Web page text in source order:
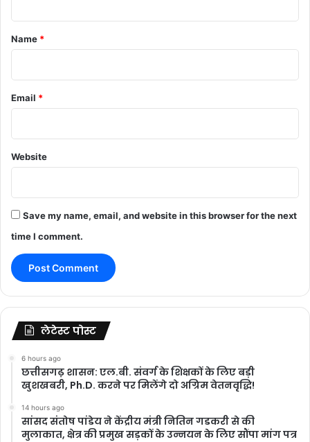
*
Name *
Email *
Website
Save my name, email, and website in this browser for the next
time I comment.
लेटेस्ट पोस्ट
6 hours ago
छत्तीसगढ़ शासन: एल.बी. संवर्ग के शिक्षकों के लिए बड़ी
खुशखबरी, Ph.D. करने पर मिलेंगे दो अग्रिम वेतनवृद्धि!
14 hours ago
सांसद संतोष पांडेय ने केंद्रीय मंत्री नितिन गडकरी से की
मुलाकात, क्षेत्र की प्रमुख सड़कों के उन्नयन के लिए सौंपा मांग पत्र